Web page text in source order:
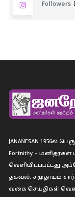
Followers
JANANESAN 1956ல்
Fortnithy –
தகவல், சமுதாயம்
வகை செய்திகள்